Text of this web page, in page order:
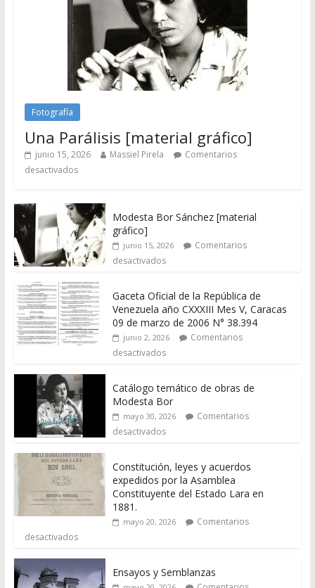
Fotografía
Una Parálisis [material gráfico]
junio 15, 2026 Massiel Pirela
Comentarios
desactivados
Modesta Bor Sánchez [material
gráfico]
junio 15, 2026
Comentarios
desactivados
Gaceta Oficial de la República de
Venezuela año CXXXIII Mes V, Caracas
09 de marzo de 2006 N° 38.394
junio 2, 2026
Comentarios
desactivados
Catálogo temático de obras de
Modesta Bor
mayo 30, 2026
Comentarios
desactivados
Constitución, leyes y acuerdos
expedidos por la Asamblea
Constituyente del Estado Lara en
1881.
mayo 20, 2026
Comentarios
desactivados
Ensayos y Semblanzas